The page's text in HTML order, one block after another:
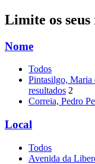
Limite os
Nome
Todos
Pintasilgo, Maria
resultados 2
Correia, Pedro
Local
Todos
Avenida da